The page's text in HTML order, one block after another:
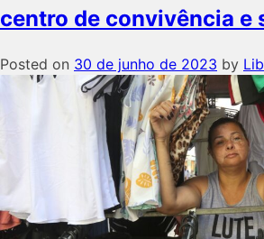
centro de convivência e
Posted on 30 de junho de 2023 by